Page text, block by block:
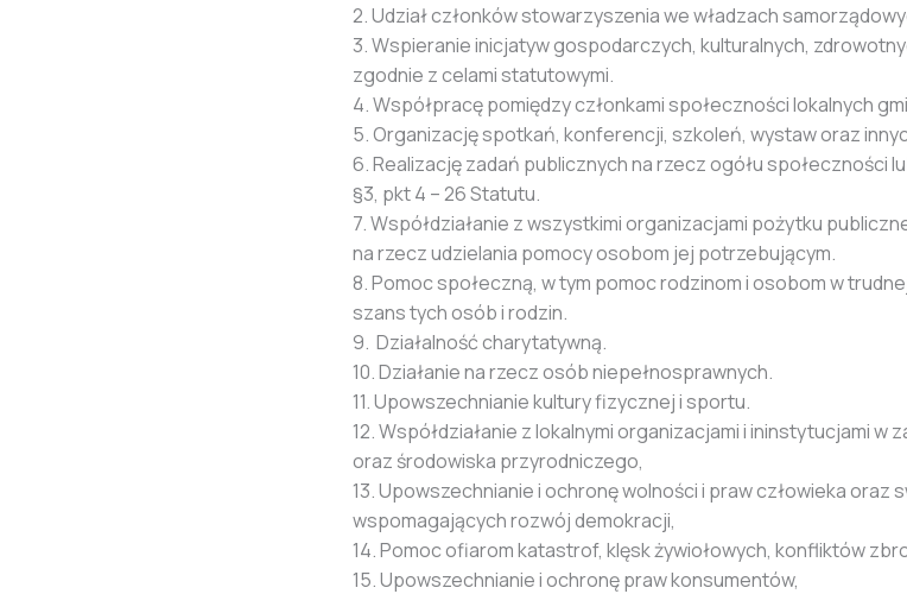
2. Udział członków stowarzyszenia we władzach
3. Wspieranie inicjatyw gospodarczych, kulturalnych,
zgodnie z celami statutowymi.
4. Współpracę pomiędzy członkami społeczności lokalnych
5. Organizację spotkań, konferencji, szkoleń, wystaw oraz
6. Realizację zadań publicznych na rzecz ogółu społeczności
§3, pkt 4 – 26 Statutu.
7. Współdziałanie z wszystkimi organizacjami pożytku
na rzecz udzielania pomocy osobom jej potrzebującym.
8. Pomoc społeczną, w tym pomoc rodzinom i osobom w
szans tych osób i rodzin.
9. Działalność charytatywną.
10. Działanie na rzecz osób niepełnosprawnych.
11. Upowszechnianie kultury fizycznej i sportu.
12. Współdziałanie z lokalnymi organizacjami i ininstytucjami
oraz środowiska przyrodniczego,
13. Upowszechnianie i ochronę wolności i praw człowieka oraz
wspomagających rozwój demokracji,
14. Pomoc ofiarom katastrof, klęsk żywiołowych, konfliktów
15. Upowszechnianie i ochronę praw konsumentów,